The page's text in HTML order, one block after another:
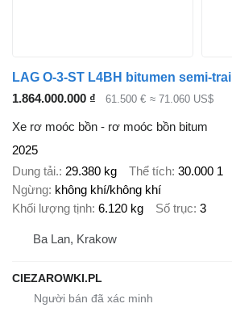
1.864.000.000 ₫ 61.500 € ≈ 71.060 US$
Xe rơ moóc bồn - rơ moóc bồn bitum
2025
Dung tải. 29.380 kg Thể tích 30.000 1
Ngừng không khí/không khí
Khối lượng tịnh 6.120 kg Số trục 3
Ba Lan, Krakow
CIEZAROWKI.PL